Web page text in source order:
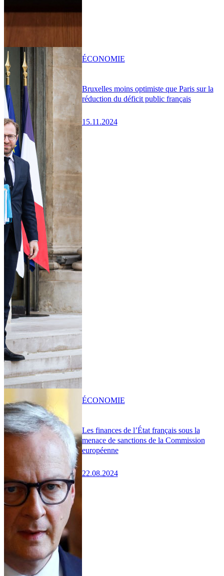
Bruxelles moins optimiste que Paris sur la
réduction du déficit public français
15.11.2024
ÉCONOMIE
Les finances de l’État français sous la
menace de sanctions de la Commission
européenne
22.08.2024
ÉCONOMIE